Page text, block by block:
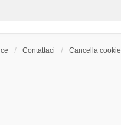
Contattaci Cancella cookie